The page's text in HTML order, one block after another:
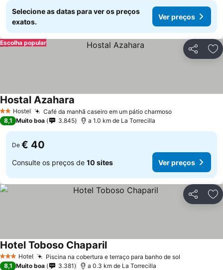
Selecione as datas para ver os preços
exatos.
Ver preços
Partilhar
Escolha popular
2 Estrelas
Hostel Café da manhã caseiro em um pátio charmoso
Hostal Azahara
8,1 Muito boa 3.845 a 1.0 km de La Torrecilla
De € 40
Consulte os preços de 10 sites Ver preços
Partilhar
3 EstrelasHotel Piscina na cobertura e terraço para banho de sol
Hotel Toboso Chaparil
8,1 Muito boa 3.381 a 0.3 km de La Torrecilla